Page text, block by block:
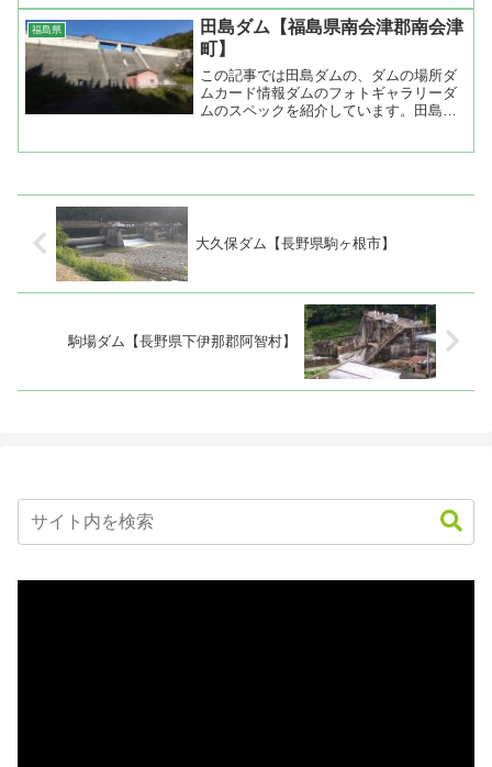
福島県
田島ダム【福島県南会津郡南会津
町】
この記事では田島ダムの、ダムの場所ダ
ムカード情報ダムのフォトギャラリーダ
ムのスペックを紹介しています。田島ダ
大久保ダム【長野県駒ヶ根市】
駒場ダム【長野県下伊那郡阿智村】